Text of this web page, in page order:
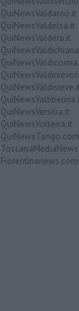
QuiNewsValdarno.it
QuiNewsValdelsa.it
QuiNewsValdera.it
QuiNewsVersilia.it
QuiNewsVolterra.it
QuiNewsTango.com
Fiorentinanews.com